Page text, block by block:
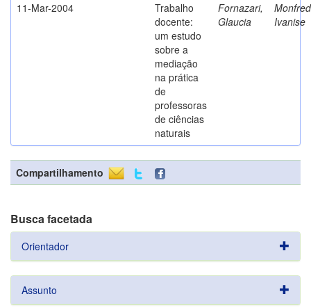
11-Mar-2004
Trabalho
docente:
um estudo
sobre a
mediação
na prática
de
professoras
de ciências
naturais
Fornazari,
Glaucia
Ivanise
Compartilhamento
Busca facetada
Orientador
Assunto